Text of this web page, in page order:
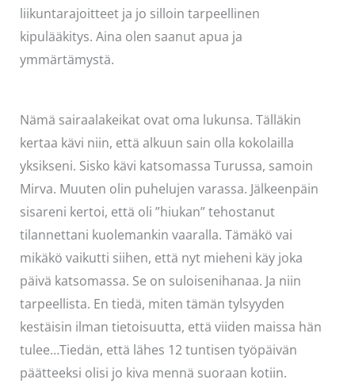
liikuntarajoitteet ja jo silloin tarpeellinen
kipulääkitys. Aina olen saanut apua ja
ymmärtämystä.
Nämä sairaalakeikat ovat oma lukunsa. Tälläkin
kertaa kävi niin, että alkuun sain olla kokolailla
yksikseni. Sisko kävi katsomassa Turussa, samoin
Mirva. Muuten olin puhelujen varassa. Jälkeenpäin
sisareni kertoi, että oli ”hiukan” tehostanut
tilannettani kuolemankin vaaralla. Tämäkö vai
mikäkö vaikutti siihen, että nyt mieheni käy joka
päivä katsomassa. Se on suloisenihanaa. Ja niin
tarpeellista. En tiedä, miten tämän tylsyyden
kestäisin ilman tietoisuutta, että viiden maissa hän
tulee…Tiedän, että lähes 12 tuntisen työpäivän
päätteeksi olisi jo kiva mennä suoraan kotiin.